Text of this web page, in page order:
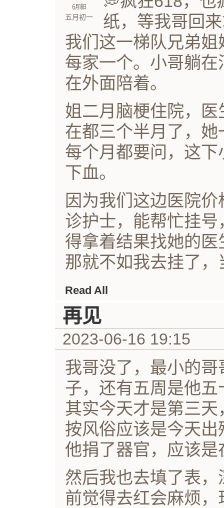
㋅㏱
五月初一
纸，等我哥回
我们这一梯队兄弟
每家一个。小哥躺
在外面陪着。
姐二月脑梗住院，
在都三个半月了，
每个月都要问，这
下血。
因为我们这边医院
诊护士，能帮忙挂
得拿着结果找她的医
那就不如我去挂了
Read All
再见
2023-06-16 19:15
我哥没了，最小的
子，还有五周是他
其实今天才是第三
按风俗应该是今天
他捐了器官，应该是
然后我也去填了表
前觉得去红会麻烦